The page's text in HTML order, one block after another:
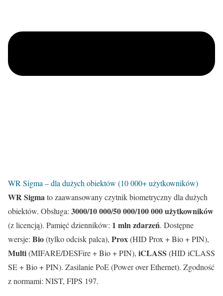
WR Sigma – dla dużych obiektów (10 000+ użytkowników)
WR Sigmato zaawansowany czytnik biometryczny dla dużych
obiektów. Obsługa: 3000/10 000/50 000/100 000 użytkowników
(z licencją). Pamięć dzienników: 1 mln zdarzeń. Dostępne
wersje: Bio(tylko odcisk palca), Prox(HID Prox + Bio + PIN),
Multi(MIFARE/DESFire + Bio + PIN), iCLASS (HID iCLASS
SE + Bio + PIN). Zasilanie PoE (Power over Ethernet). Zgodność
z normami: NIST, FIPS 197.